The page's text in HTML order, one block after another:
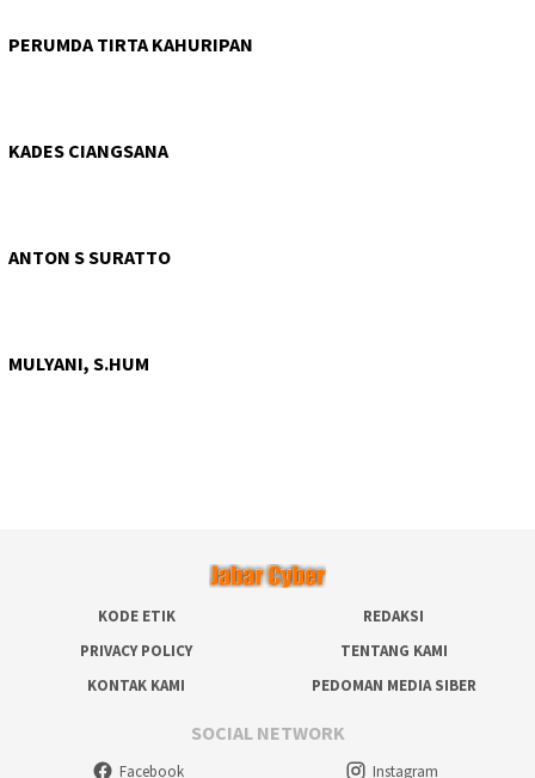
PERUMDA TIRTA KAHURIPAN
KADES CIANGSANA
ANTON S SURATTO
MULYANI, S.HUM
KODE ETIK
REDAKSI
PRIVACY POLICY
TENTANG KAMI
KONTAK KAMI
PEDOMAN MEDIA SIBER
SOCIAL NETWORK
Facebook Instagram